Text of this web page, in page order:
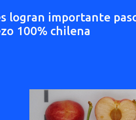
logran importante
100% chilena